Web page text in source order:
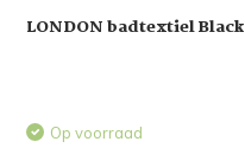
LONDON badtextiel Black
Op voorraad